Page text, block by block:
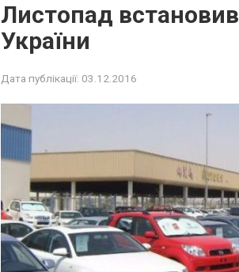
Листопад
України
Дата публікації: 03.12.2016